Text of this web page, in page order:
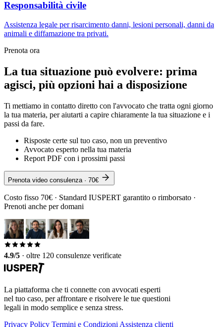
Responsabilità civile
Assistenza legale per risarcimento danni, lesioni personali, danni da
animali e diffamazione tra privati.
Prenota ora
La tua situazione può evolvere: prima
agisci, più opzioni hai a disposizione
Ti mettiamo in contatto diretto con l'avvocato che tratta ogni giorno
la tua materia, per aiutarti a capire chiaramente la tua situazione e i
passi da fare.
Risposte certe sul tuo caso, non un preventivo
Avvocato esperto nella tua materia
Report PDF con i prossimi passi
Prenota video consulenza · 70€
Costo fisso 70€ · Standard IUSPERT garantito o rimborsato ·
Prenoti anche per domani
4.9/5 · oltre 120 consulenze verificate
La piattaforma che ti connette con avvocati esperti
nel tuo caso, per affrontare e risolvere le tue questioni
legali in modo semplice e senza stress.
Privacy Policy Termini e Condizioni Assistenza clienti